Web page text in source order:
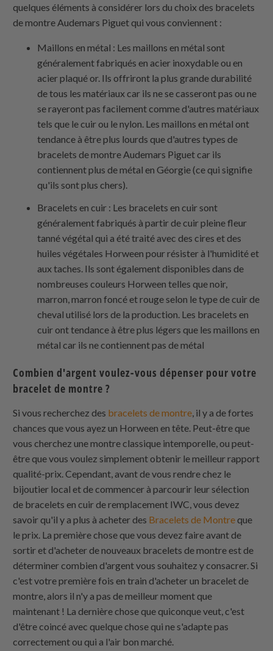
quelques éléments à considérer lors du choix des bracelets
de montre Audemars Piguet qui vous conviennent :
Maillons en métal : Les maillons en métal sont
généralement fabriqués en acier inoxydable ou en
acier plaqué or. Ils offriront la plus grande durabilité
de tous les matériaux car ils ne se casseront pas ou ne
se rayeront pas facilement comme d'autres matériaux
tels que le cuir ou le nylon. Les maillons en métal ont
tendance à être plus lourds que d'autres types de
bracelets de montre Audemars Piguet car ils
contiennent plus de métal en Géorgie (ce qui signifie
qu'ils sont plus chers).
Bracelets en cuir : Les bracelets en cuir sont
généralement fabriqués à partir de cuir pleine fleur
tanné végétal qui a été traité avec des cires et des
huiles végétales Horween pour résister à l'humidité et
aux taches. Ils sont également disponibles dans de
nombreuses couleurs Horween telles que noir,
marron, marron foncé et rouge selon le type de cuir de
cheval utilisé lors de la production. Les bracelets en
cuir ont tendance à être plus légers que les maillons en
métal car ils ne contiennent pas de métal
Combien d'argent voulez-vous dépenser pour votre
bracelet de montre ?
Si vous recherchez des bracelets de montre , il y a de fortes
chances que vous ayez un Horween en tête. Peut-être que
vous cherchez une montre classique intemporelle, ou peut-
être que vous voulez simplement obtenir le meilleur rapport
qualité-prix. Cependant, avant de vous rendre chez le
bijoutier local et de commencer à parcourir leur sélection
de bracelets en cuir de remplacement IWC, vous devez
savoir qu'il y a plus à acheter des Bracelets de Montre que
le prix. La première chose que vous devez faire avant de
sortir et d'acheter de nouveaux bracelets de montre est de
déterminer combien d'argent vous souhaitez y consacrer. Si
c'est votre première fois en train d'acheter un bracelet de
montre, alors il n'y a pas de meilleur moment que
maintenant ! La dernière chose que quiconque veut, c'est
d'être coincé avec quelque chose qui ne s'adapte pas
correctement ou qui a l'air bon marché.